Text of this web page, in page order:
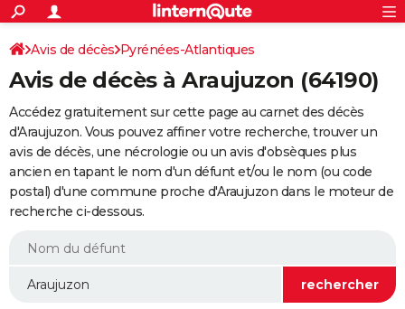
ACTUALITÉS
Politique
Société
Faits Divers
Education
Monde
Villes
+
SPORT
Coupe du monde 2026
Football
Tennis
Cyclisme
Rugby
Forum
Programme TV
TNT
Streaming
Cinéma
Sorties cinéma
Musique
+
FINANCE
Retraite
Impôts
Epargne
Immobilier
Risques naturels par ville
Banque
Assurance
Crédit
AUTO
Essais
Réserver un essai
Citadines
Berlines
SUV
Forum auto
+HIGH-TECH
BRICOLAGE
WEEK-END
S'inscrire
Connexion
Avis de décès Pyrénées-Atlantiques
Avis de décès à Araujuzon (64190)
Accédez gratuitement sur cette page au carnet des décès
d'Araujuzon. Vous pouvez affiner votre recherche, trouver un
avis de décès, une nécrologie ou un avis d'obsèques plus
ancien en tapant le nom d'un défunt et/ou le nom (ou code
postal) d'une commune proche d'Araujuzon dans le moteur de
recherche ci-dessous.